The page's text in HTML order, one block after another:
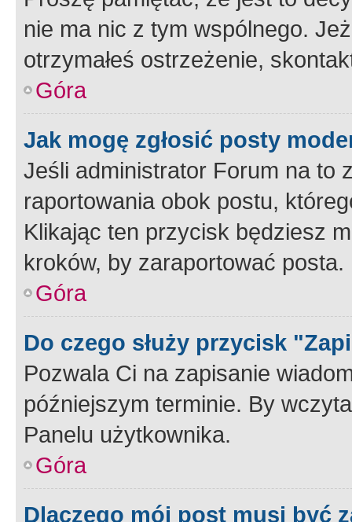
nie ma nic z tym wspólnego.
otrzymałeś ostrzeżenie,
Góra
Jak mogę zgłosić posty
Jeśli administrator Forum na to
raportowania obok postu,
Klikając ten przycisk będziesz
kroków, by zaraportować posta.
Góra
Do czego służy przycisk
Pozwala Ci na zapisanie
późniejszym terminie. By
Panelu użytkownika.
Góra
Dlaczego mój post musi być